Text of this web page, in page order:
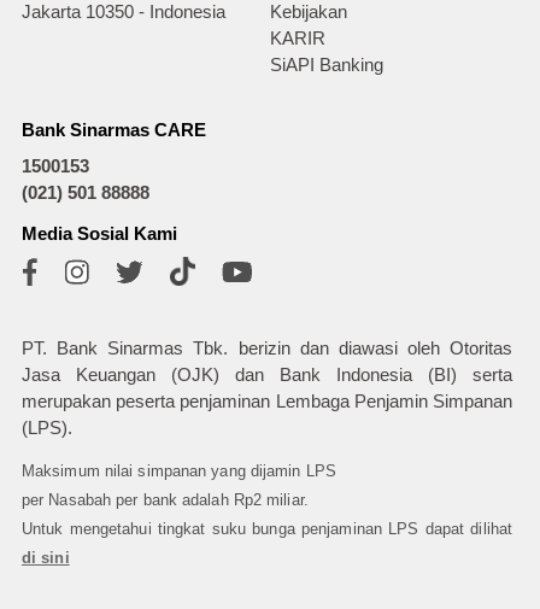
Jakarta 10350 - Indonesia
Kebijakan
KARIR
SiAPI Banking
Bank Sinarmas CARE
1500153
(021) 501 88888
Media Sosial Kami
PT. Bank Sinarmas Tbk. berizin dan diawasi oleh Otoritas
Jasa Keuangan (OJK) dan Bank Indonesia (BI) serta
merupakan peserta penjaminan Lembaga Penjamin Simpanan
(LPS).
Maksimum nilai simpanan yang dijamin LPS
per Nasabah per bank adalah Rp2 miliar.
Untuk mengetahui tingkat suku bunga penjaminan LPS dapat dilihat
di sini